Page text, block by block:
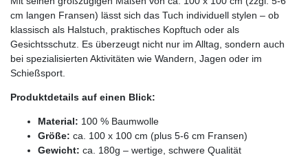
cm langen Fransen) lässt sich das Tuch individuell stylen – ob
klassisch als Halstuch, praktisches Kopftuch oder als
Gesichtsschutz. Es überzeugt nicht nur im Alltag, sondern auch
bei spezialisierten Aktivitäten wie Wandern, Jagen oder im
Schießsport.
Produktdetails auf einen Blick:
Material: 100 % Baumwolle
Größe: ca. 100 x 100 cm (plus 5-6 cm Fransen)
Gewicht: ca. 180g – wertige, schwere Qualität